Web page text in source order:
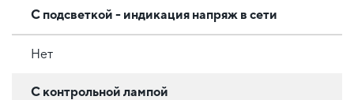
С подсветкой - индикация напряж в сети
Нет
С контрольной лампой